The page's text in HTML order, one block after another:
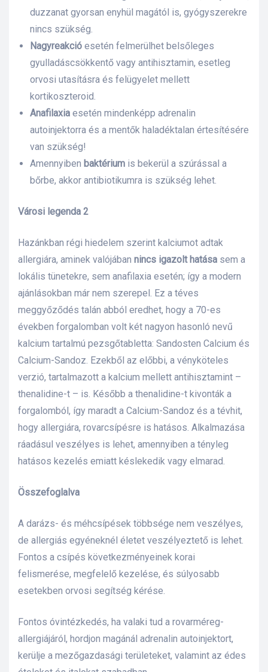
duzzanat gyorsan enyhül magától is, gyógyszerekre
nincs szükség.
Nagyreakció esetén felmerülhet belsőleges
gyulladáscsökkentő vagy antihisztamin, esetleg
orvosi utasításra és felügyelet mellett
kortikoszteroid.
Anafilaxia esetén mindenképp adrenalin
autoinjektorra és a mentők haladéktalan értesítésére
van szükség!
Amennyiben baktérium is bekerül a szúrással a
bőrbe, akkor antibiotikumra is szükség lehet.
Városi legenda 2
Hazánkban régi hiedelem szerint kalciumot adtak
allergiára, aminek valójában nincs igazolt hatása sem a
lokális tünetekre, sem anafilaxia esetén; így a modern
ajánlásokban már nem szerepel. Ez a téves
meggyőződés talán abból eredhet, hogy a 70-es
években forgalomban volt két nagyon hasonló nevű
kalcium tartalmú pezsgőtabletta: Sandosten Calcium és
Calcium-Sandoz. Ezekből az előbbi, a vényköteles
verzió, tartalmazott a kalcium mellett antihisztamint –
thenalidine-t – is. Később a thenalidine-t kivonták a
forgalomból, így maradt a Calcium-Sandoz és a tévhit,
hogy allergiára, rovarcsípésre is hatásos. Alkalmazása
ráadásul veszélyes is lehet, amennyiben a tényleg
hatásos kezelés emiatt késlekedik vagy elmarad.
Összefoglalva
A darázs- és méhcsípések többsége nem veszélyes,
de allergiás egyéneknél életet veszélyeztető is lehet.
Fontos a csípés következményeinek korai
felismerése, megfelelő kezelése, és súlyosabb
esetekben orvosi segítség kérése.
Fontos óvintézkedés, ha valaki tud a rovarméreg-
allergiájáról, hordjon magánál adrenalin autoinjektort,
kerülje a mezőgazdasági területeket, valamint az édes